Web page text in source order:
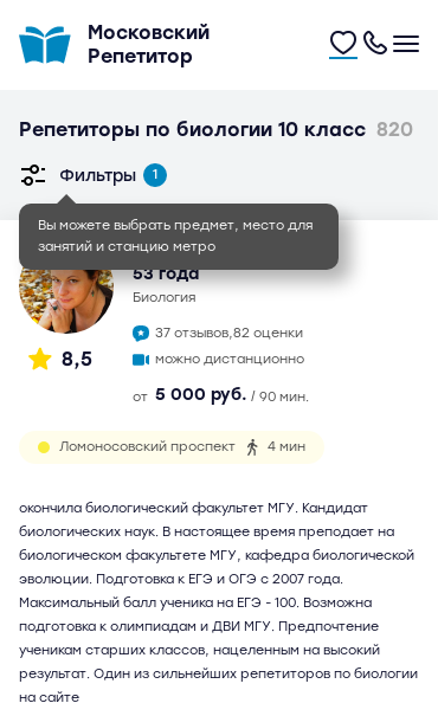
Московский
Репетитор
Репетиторы по биологии 10 класс 820
Вы можете выбрать предмет, место для
занятий и станцию метро
Фильтры 1
8,5
Елена Алексеевна
53 года
биология
37 отзывов,82 оценки
можно дистанционно
от 5 000 руб. / 90 мин.
Ломоносовский проспект 4 мин
окончила биологический факультет МГУ. Кандидат
биологических наук. В настоящее время преподает на
биологическом факультете МГУ, кафедра биологической
эволюции. Подготовка к ЕГЭ и ОГЭ с 2007 года.
Максимальный балл ученика на ЕГЭ - 100. Возможна
подготовка к олимпиадам и ДВИ МГУ. Предпочтение
ученикам старших классов, нацеленным на высокий
результат. Один из сильнейших репетиторов по биологии
на сайте